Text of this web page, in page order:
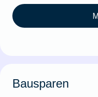
Bausparen